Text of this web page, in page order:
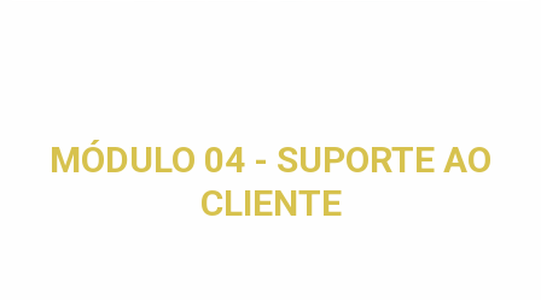
MÓDULO 04 - SUPORTE AO
CLIENTE​